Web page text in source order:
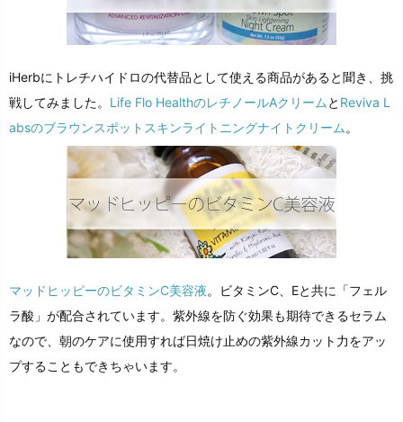
iHerbにトレチハイドロの代替品として使える商品があると聞き、挑
戦してみました。 Life Flo HealthのレチノールAクリーム と Reviva L
absのブラウンスポットスキンライトニングナイトクリーム 。
マッドヒッピーのビタミンC美容液。ビタミンC、Eと共に「フェル
ラ酸」が配合されています。紫外線を防ぐ効果も期待できるセラム
なので、朝のケアに使用すれば日焼け止めの紫外線カット力をアッ
プすることもできちゃいます。